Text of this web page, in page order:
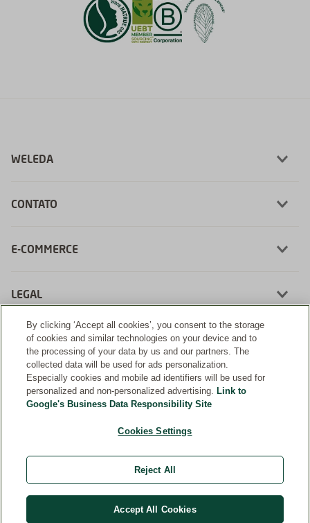
WELEDA
CONTATO
E-COMMERCE
LEGAL
Desenvolvimento:
Farmácia Weleda | CNPJ: 56.992.217/0002-60 | Rua da Fraternidade, 148 - Santo
Amaro | São Paulo, SP - 04738-020
Farmacêutica Responsável: Cristiane Sacuragui Quirino | CRF-SP: 25.355 | AFE:
0.87811.5 | CMVS: 355030801-477-003276-1-1
Weleda Internacional
By clicking ‘Accept all cookies’, you consent to the storage
of cookies and similar technologies on your device and to
the processing of your data by us and our partners. The
collected data will be used for ads personalization.
Especially cookies and mobile ad identifiers will be used for
personalized and non-personalized advertising. Link to
Google's Business Data Responsibility Site
Cookies Settings
Reject All
Accept All Cookies